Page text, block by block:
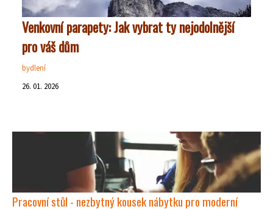
Venkovní parapety: Jak vybrat ty nejodolnější
pro váš dům
bydlení
26. 01. 2026
Pracovní stůl - nezbytný kousek nábytku pro moderní